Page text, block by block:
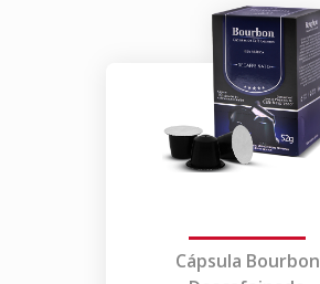
Cápsula Bourbon